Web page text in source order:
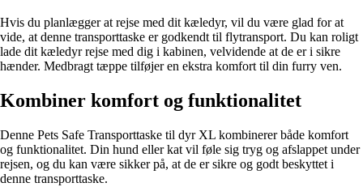
Hvis du planlægger at rejse med dit kæledyr, vil du være glad for at
vide, at denne transporttaske er godkendt til flytransport. Du kan roligt
lade dit kæledyr rejse med dig i kabinen, velvidende at de er i sikre
hænder. Medbragt tæppe tilføjer en ekstra komfort til din furry ven.
Kombiner komfort og funktionalitet
Denne Pets Safe Transporttaske til dyr XL kombinerer både komfort
og funktionalitet. Din hund eller kat vil føle sig tryg og afslappet under
rejsen, og du kan være sikker på, at de er sikre og godt beskyttet i
denne transporttaske.